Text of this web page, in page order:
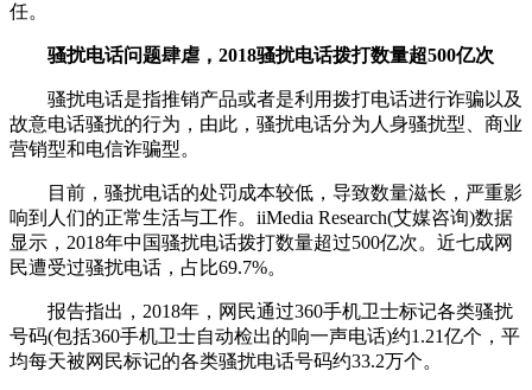
任。
骚扰电话问题肆虐，2018骚扰电话拨打数量超500亿次
骚扰电话是指推销产品或者是利用拨打电话进行诈骗以及
故意电话骚扰的行为，由此，骚扰电话分为人身骚扰型、商业
营销型和电信诈骗型。
目前，骚扰电话的处罚成本较低，导致数量滋长，严重影
响到人们的正常生活与工作。iiMedia Research(艾媒咨询)数据
显示，2018年中国骚扰电话拨打数量超过500亿次。近七成网
民遭受过骚扰电话，占比69.7%。
报告指出，2018年，网民通过360手机卫士标记各类骚扰
号码(包括360手机卫士自动检出的响一声电话)约1.21亿个，平
均每天被网民标记的各类骚扰电话号码约33.2万个。